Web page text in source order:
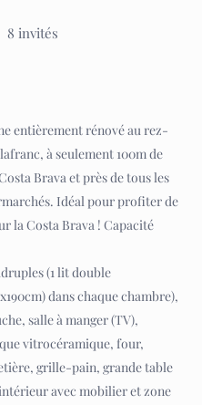
8 invités
entièrement rénové au rez-
à seulement 100m de
Brava et près de tous les
Idéal pour profiter de
la Costa Brava ! Capacité
(1 lit double
dans chaque chambre),
salle à manger (TV),
vitrocéramique, four,
grille-pain, grande table
avec mobilier et zone